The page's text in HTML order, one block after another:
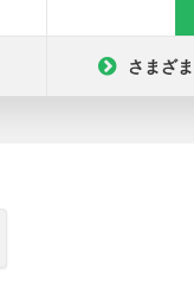
さまざ